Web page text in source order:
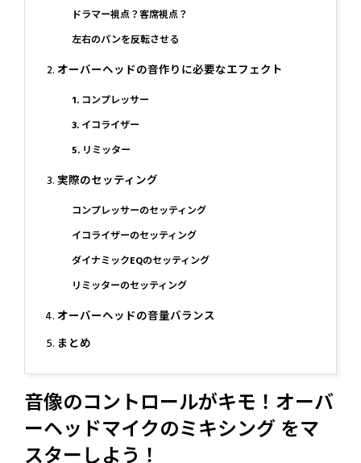
ドラマー視点？客席視点？
左右のパンを反転させる
オーバーヘッドの音作りに必要なエフェクト
1. コンプレッサー
3. イコライザー
5. リミッター
実際のセッティング
コンプレッサーのセッティング
イコライザーのセッティング
ダイナミックEQのセッティング
リミッターのセッティング
オーバーヘッドの音量バランス
まとめ
音像のコントロールがキモ！オーバ
ーヘッドマイクのミキシング をマ
スターしよう！